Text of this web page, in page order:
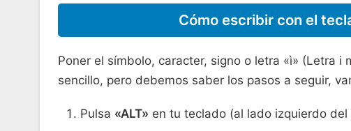
Cómo escribir con el
Poner el símbolo, caracter, signo o letra «ì» (Letra
sencillo, pero debemos saber los pasos a seguir,
Pulsa «ALT» en tu teclado (al lado izquierdo del